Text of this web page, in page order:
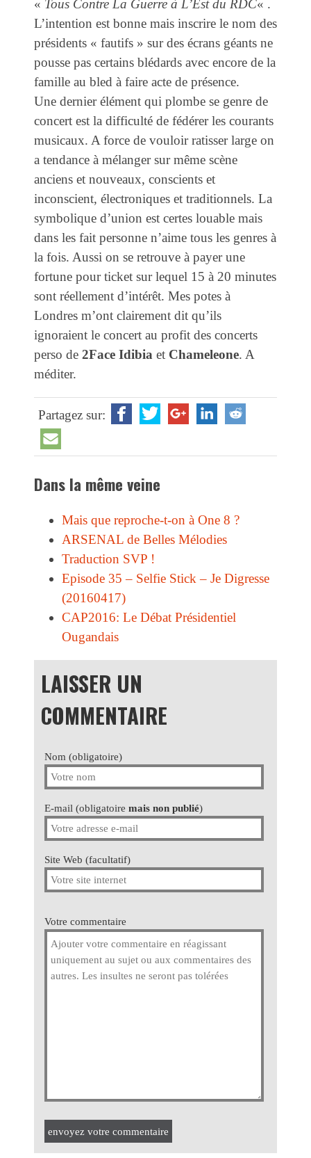
« Tous Contre La Guerre à L’Est du RDC« .
L’intention est bonne mais inscrire le nom des
présidents « fautifs » sur des écrans géants ne
pousse pas certains blédards avec encore de la
famille au bled à faire acte de présence.
Une dernier élément qui plombe se genre de
concert est la difficulté de fédérer les courants
musicaux. A force de vouloir ratisser large on
a tendance à mélanger sur même scène
anciens et nouveaux, conscients et
inconscient, électroniques et traditionnels. La
symbolique d’union est certes louable mais
dans les fait personne n’aime tous les genres à
la fois. Aussi on se retrouve à payer une
fortune pour ticket sur lequel 15 à 20 minutes
sont réellement d’intérêt. Mes potes à
Londres m’ont clairement dit qu’ils
ignoraient le concert au profit des concerts
perso de 2Face Idibia et Chameleone. A
méditer.
Partagez sur:
Dans la même veine
Mais que reproche-t-on à One 8 ?
ARSENAL de Belles Mélodies
Traduction SVP !
Episode 35 – Selfie Stick – Je Digresse
(20160417)
CAP2016: Le Débat Présidentiel
Ougandais
LAISSER UN
COMMENTAIRE
Nom (obligatoire)
E-mail (obligatoire mais non publié)
Site Web (facultatif)
Votre commentaire
envoyez votre commentaire